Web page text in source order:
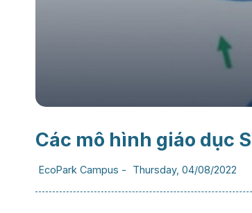
Các mô hình giáo dục
EcoPark Campus - Thursday, 04/08/2022